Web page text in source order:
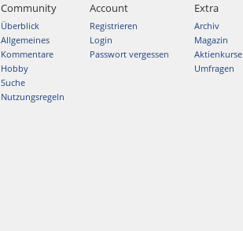
Community
Überblick
Allgemeines
Kommentare
Hobby
Suche
Nutzungsregeln
Account
Registrieren
Login
Passwort vergessen
Extra
Archiv
Magazin
Aktienkurse
Umfragen